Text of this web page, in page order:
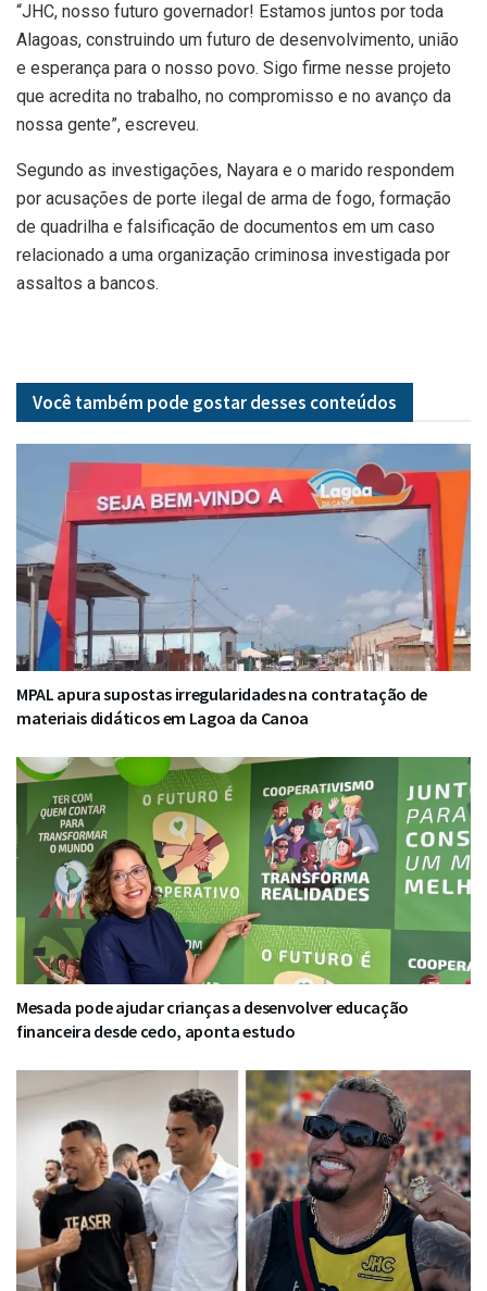
“JHC, nosso futuro governador! Estamos juntos por toda
Alagoas, construindo um futuro de desenvolvimento, união
e esperança para o nosso povo. Sigo firme nesse projeto
que acredita no trabalho, no compromisso e no avanço da
nossa gente”, escreveu.
Segundo as investigações, Nayara e o marido respondem
por acusações de porte ilegal de arma de fogo, formação
de quadrilha e falsificação de documentos em um caso
relacionado a uma organização criminosa investigada por
assaltos a bancos.
Você também pode gostar desses conteúdos
MPAL apura supostas irregularidades na contratação de
materiais didáticos em Lagoa da Canoa
Mesada pode ajudar crianças a desenvolver educação
financeira desde cedo, aponta estudo